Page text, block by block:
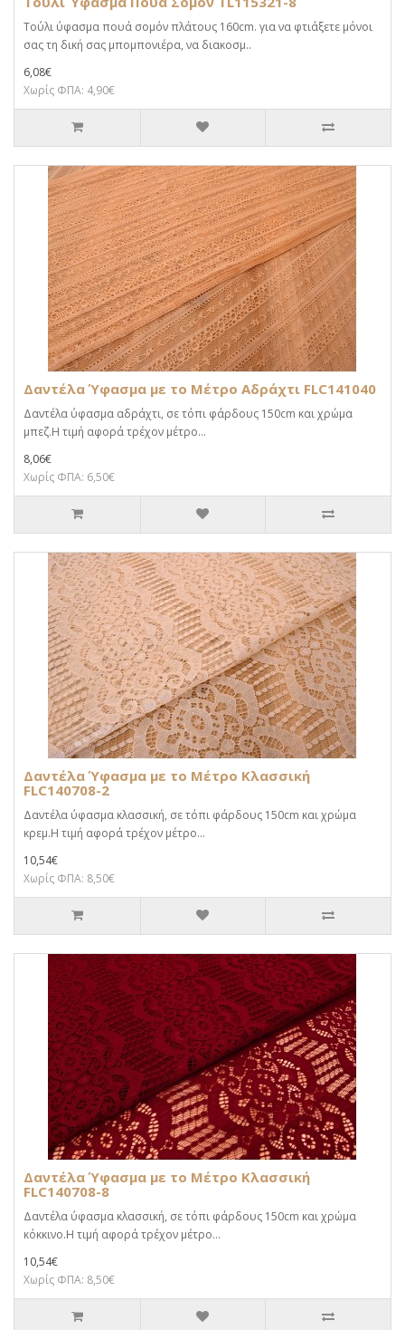
Τούλι ύφασμα πουά σομόν πλάτους 160cm. για να φτιάξετε μόνοι
σας τη δική σας μπομπονιέρα, να διακοσμ..
6,08€
Χωρίς ΦΠΑ: 4,90€
Δαντέλα Ύφασμα με το Μέτρο Αδράχτι FLC141040
Δαντέλα ύφασμα αδράχτι, σε τόπι φάρδους 150cm και χρώμα
μπεζ.Η τιμή αφορά τρέχον μέτρο...
8,06€
Χωρίς ΦΠΑ: 6,50€
Δαντέλα Ύφασμα με το Μέτρο Κλασσική
FLC140708-2
Δαντέλα ύφασμα κλασσική, σε τόπι φάρδους 150cm και χρώμα
κρεμ.Η τιμή αφορά τρέχον μέτρο...
10,54€
Χωρίς ΦΠΑ: 8,50€
Δαντέλα Ύφασμα με το Μέτρο Κλασσική
FLC140708-8
Δαντέλα ύφασμα κλασσική, σε τόπι φάρδους 150cm και χρώμα
κόκκινο.Η τιμή αφορά τρέχον μέτρο...
10,54€
Χωρίς ΦΠΑ: 8,50€